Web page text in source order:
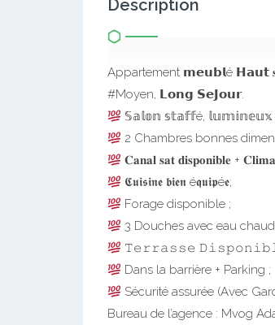
Description
Appartement 𝗺𝗲𝘂𝗯𝗹é 𝗛𝗮𝘂𝘁
#Moyen, 𝗟𝗼𝗻𝗴 𝗦𝗲𝗝𝗼𝘂𝗿.
𝕊𝕒𝕝𝕠𝕟 𝕤𝕥𝕒𝕗𝕗é,
2 Chambres bonnes
𝐂𝐚𝐧𝐚𝐥 𝐬𝐚𝐭 𝐝𝐢𝐬𝐩𝐨𝐧𝐢𝐛𝐥𝐞 +
𝕮𝖚𝖎𝖘𝖎𝖓𝖊 𝖇𝖎𝖊𝖓 é𝖖𝖚𝖎𝖕é𝖊;
Forage disponible ;
3 Douches avec eau
𝚃𝚎𝚛𝚛𝚊𝚜𝚜𝚎
Dans la barrière + Parking ;
Sécurité assurée (Avec
Bureau de l’agence : Mvog